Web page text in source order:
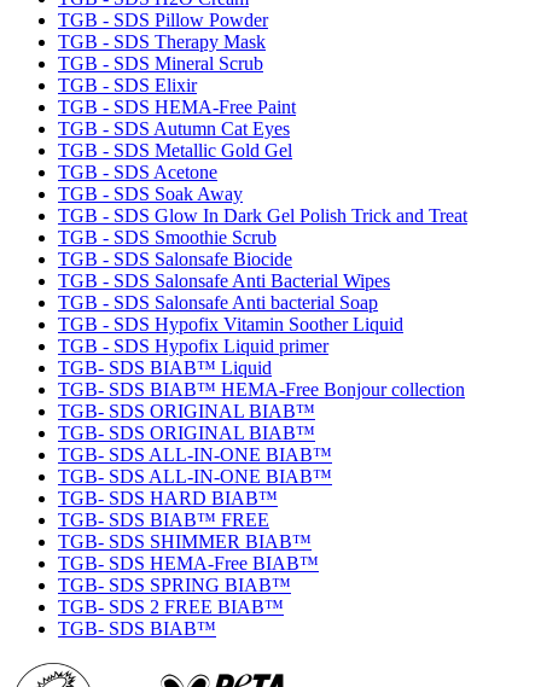
TGB - SDS Pillow Powder
TGB - SDS Therapy Mask
TGB - SDS Mineral Scrub
TGB - SDS Elixir
TGB - SDS HEMA-Free Paint
TGB - SDS Autumn Cat Eyes
TGB - SDS Metallic Gold Gel
TGB - SDS Acetone
TGB - SDS Soak Away
TGB - SDS Glow In Dark Gel Polish Trick and Treat
TGB - SDS Smoothie Scrub
TGB - SDS Salonsafe Biocide
TGB - SDS Salonsafe Anti Bacterial Wipes
TGB - SDS Salonsafe Anti bacterial Soap
TGB - SDS Hypofix Vitamin Soother Liquid
TGB - SDS Hypofix Liquid primer
TGB- SDS BIAB™ Liquid
TGB- SDS BIAB™ HEMA-Free Bonjour collection
TGB- SDS ORIGINAL BIAB™
TGB- SDS ORIGINAL BIAB™
TGB- SDS ALL-IN-ONE BIAB™
TGB- SDS ALL-IN-ONE BIAB™
TGB- SDS HARD BIAB™
TGB- SDS BIAB™ FREE
TGB- SDS SHIMMER BIAB™
TGB- SDS HEMA-Free BIAB™
TGB- SDS SPRING BIAB™
TGB- SDS 2 FREE BIAB™
TGB- SDS BIAB™